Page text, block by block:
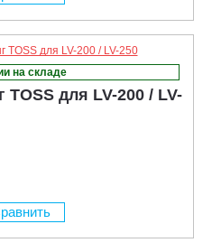
на складе
для LV-200 / LV-